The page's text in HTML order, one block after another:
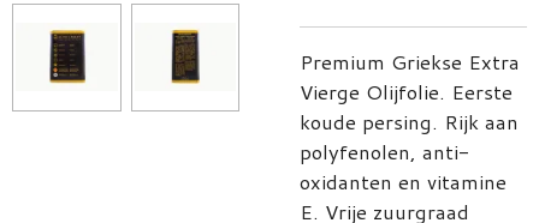
Premium Griekse Extra
Vierge Olijfolie. Eerste
koude persing. Rijk aan
polyfenolen, anti-
oxidanten en vitamine
E. Vrije zuurgraad